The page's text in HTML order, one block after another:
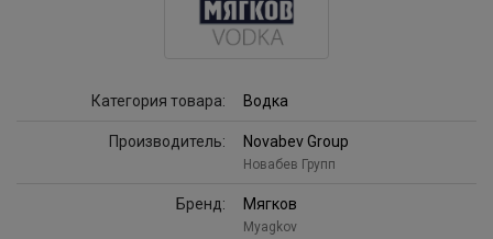
Категория товара: Водка
Производитель: Novabev Group
Новабев Групп
Бренд: Мягков
Myagkov